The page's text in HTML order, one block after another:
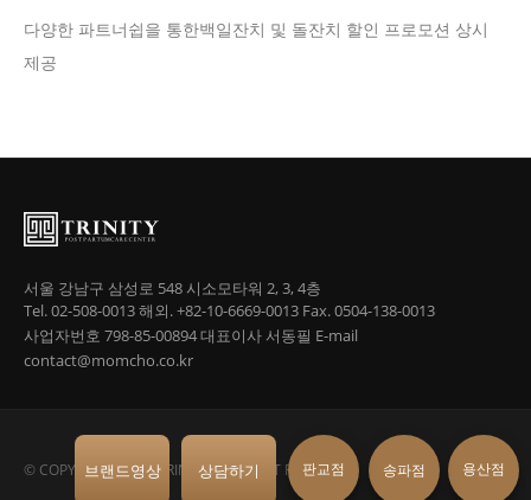
다양한 파트너쉽을 통한백일잔치 및 돌잔치 할인 프로모션 상시
제공
용산점
송파점
판교점
상담하기
브랜드영상
서울 강남구 삼성로 548 시소모타워 2, 3, 4층
Tel. 02-508-0013해외. +82-10-6669-0013 Fax. 0504-138-0013
사업자번호 798-85-00894대표이사 서동필 E-mail
contact@momcho.co.kr
© COPYRIGHT 2018 TRINITY ALL RIGHT RESERVED